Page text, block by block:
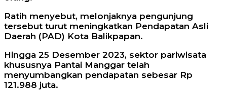
Ratih menyebut, melonjaknya pengunjung
tersebut turut meningkatkan Pendapatan Asli
Daerah (PAD) Kota Balikpapan.
Hingga 25 Desember 2023, sektor pariwisata
khususnya Pantai Manggar telah
menyumbangkan pendapatan sebesar Rp
121.988 juta.